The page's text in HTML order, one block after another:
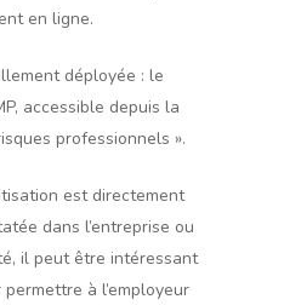
en ligne.
déployée : le
accessible depuis la
professionnels ».
est directement
dans l’entreprise ou
il peut être intéressant
à l’employeur